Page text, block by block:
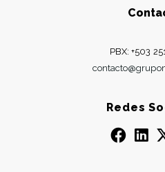
PBX: +503
Redes